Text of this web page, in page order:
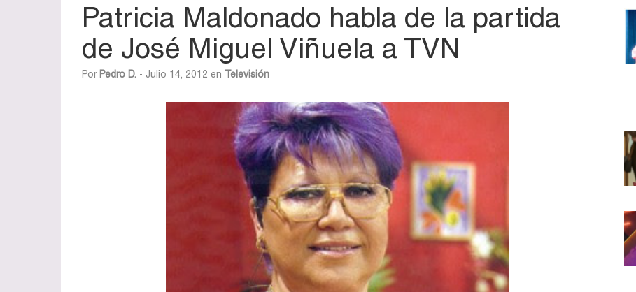
Patricia Maldonado habla de la partida
de José Miguel Viñuela a TVN
Por Pedro D. - Julio 14, 2012 en Televisión